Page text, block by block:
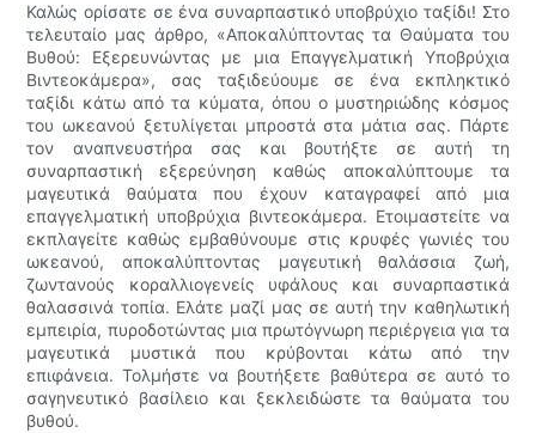
Καλώς ορίσατε σε ένα συναρπαστικό υποβρύχιο ταξίδι! Στο
τελευταίο μας άρθρο, «Αποκαλύπτοντας τα Θαύματα του
Βυθού: Εξερευνώντας με μια Επαγγελματική Υποβρύχια
Βιντεοκάμερα», σας ταξιδεύουμε σε ένα εκπληκτικό
ταξίδι κάτω από τα κύματα, όπου ο μυστηριώδης κόσμος
του ωκεανού ξετυλίγεται μπροστά στα μάτια σας. Πάρτε
τον αναπνευστήρα σας και βουτήξτε σε αυτή τη
συναρπαστική εξερεύνηση καθώς αποκαλύπτουμε τα
μαγευτικά θαύματα που έχουν καταγραφεί από μια
επαγγελματική υποβρύχια βιντεοκάμερα. Ετοιμαστείτε να
εκπλαγείτε καθώς εμβαθύνουμε στις κρυφές γωνιές του
ωκεανού, αποκαλύπτοντας μαγευτική θαλάσσια ζωή,
ζωντανούς κοραλλιογενείς υφάλους και συναρπαστικά
θαλασσινά τοπία. Ελάτε μαζί μας σε αυτή την καθηλωτική
εμπειρία, πυροδοτώντας μια πρωτόγνωρη περιέργεια για τα
μαγευτικά μυστικά που κρύβονται κάτω από την
επιφάνεια. Τολμήστε να βουτήξετε βαθύτερα σε αυτό το
σαγηνευτικό βασίλειο και ξεκλειδώστε τα θαύματα του
βυθού.